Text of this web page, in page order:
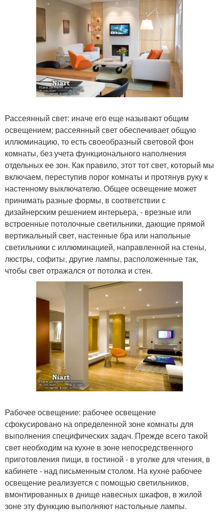
Рассеянный свет: иначе его еще называют общим
освещением; рассеянный свет обеспечивает общую
иллюминацию, то есть своеобразный световой фон
комнаты, без учета функционального наполнения
отдельных ее зон. Как правило, этот тот свет, который мы
включаем, переступив порог комнаты и протянув руку к
настенному выключателю. Общее освещение может
принимать разные формы, в соответствии с
дизайнерским решением интерьера, - врезные или
встроенные потолочные светильники, дающие прямой
вертикальный свет, настенные бра или напольные
светильники с иллюминацией, направленной на стены,
люстры, софиты, другие лампы, расположенные так,
чтобы свет отражался от потолка и стен.
Рабочее освещение: рабочее освещение
сфокусировано на определенной зоне комнаты для
выполнения специфических задач. Прежде всего такой
свет необходим на кухне в зоне непосредственного
приготовления пищи, в гостиной - в уголке для чтения, в
кабинете - над письменным столом. На кухне рабочее
освещение реализуется с помощью светильников,
вмонтированных в днище навесных шкафов, в жилой
зоне эту функцию выполняют настольные лампы.